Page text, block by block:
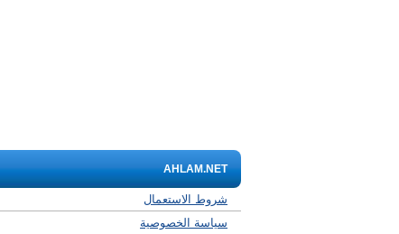
AHLAM.NET
شروط الاستعمال
سياسة الخصوصية